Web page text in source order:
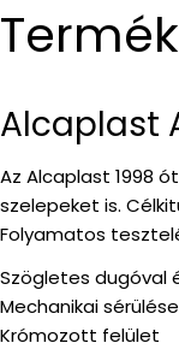
Alcaplast
Az Alcaplast 1998
szelepeket is.
Folyamatos
Szögletes dugóval
Mechanikai
Krómozott felület